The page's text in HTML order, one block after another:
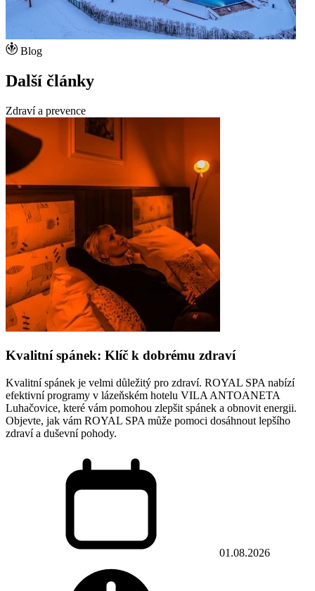
Blog
Další články
Zdraví a prevence
Kvalitní spánek: Klíč k dobrému zdraví
Kvalitní spánek je velmi důležitý pro zdraví. ROYAL SPA nabízí
efektivní programy v lázeňském hotelu VILA ANTOANETA
Luhačovice, které vám pomohou zlepšit spánek a obnovit energii.
Objevte, jak vám ROYAL SPA může pomoci dosáhnout lepšího
zdraví a duševní pohody.
01.08.2026